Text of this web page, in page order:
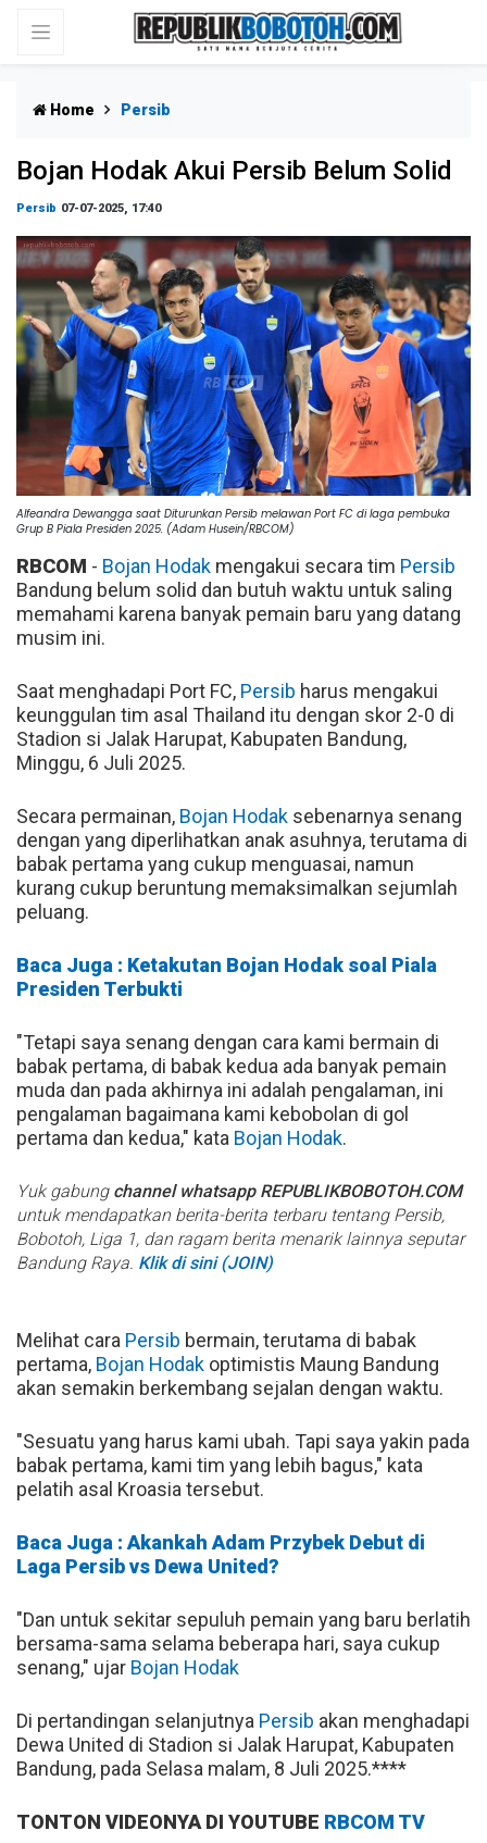
Home Persib
Bojan Hodak Akui Persib Belum Solid
Persib 07-07-2025, 17:40
Alfeandra Dewangga saat Diturunkan Persib melawan Port FC di laga pembuka
Grup B Piala Presiden 2025. (Adam Husein/RBCOM)
RBCOM - Bojan Hodak mengakui secara tim Persib
Bandung belum solid dan butuh waktu untuk saling
memahami karena banyak pemain baru yang datang
musim ini.
Saat menghadapi Port FC, Persib harus mengakui
keunggulan tim asal Thailand itu dengan skor 2-0 di
Stadion si Jalak Harupat, Kabupaten Bandung,
Minggu, 6 Juli 2025.
Secara permainan, Bojan Hodak sebenarnya senang
dengan yang diperlihatkan anak asuhnya, terutama di
babak pertama yang cukup menguasai, namun
kurang cukup beruntung memaksimalkan sejumlah
peluang.
Baca Juga : Ketakutan Bojan Hodak soal Piala
Presiden Terbukti
"Tetapi saya senang dengan cara kami bermain di
babak pertama, di babak kedua ada banyak pemain
muda dan pada akhirnya ini adalah pengalaman, ini
pengalaman bagaimana kami kebobolan di gol
pertama dan kedua," kata Bojan Hodak.
Yuk gabung channel whatsapp REPUBLIKBOBOTOH.COM
untuk mendapatkan berita-berita terbaru tentang Persib,
Bobotoh, Liga 1, dan ragam berita menarik lainnya seputar
Bandung Raya. Klik di sini (JOIN)
Melihat cara Persib bermain, terutama di babak
pertama, Bojan Hodak optimistis Maung Bandung
akan semakin berkembang sejalan dengan waktu.
"Sesuatu yang harus kami ubah. Tapi saya yakin pada
babak pertama, kami tim yang lebih bagus," kata
pelatih asal Kroasia tersebut.
Baca Juga : Akankah Adam Przybek Debut di
Laga Persib vs Dewa United?
"Dan untuk sekitar sepuluh pemain yang baru berlatih
bersama-sama selama beberapa hari, saya cukup
senang," ujar Bojan Hodak
Di pertandingan selanjutnya Persib akan menghadapi
Dewa United di Stadion si Jalak Harupat, Kabupaten
Bandung, pada Selasa malam, 8 Juli 2025.****
TONTON VIDEONYA DI YOUTUBE RBCOM TV